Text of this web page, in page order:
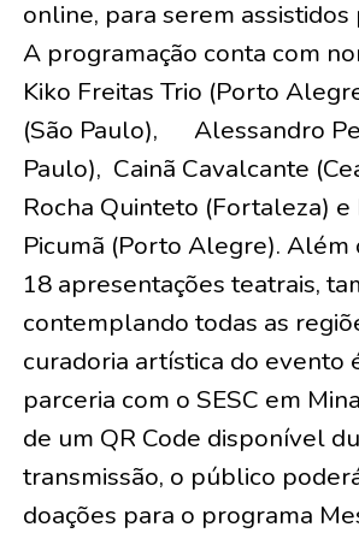
online, para serem
A programação conta com
Kiko Freitas Trio (Porto
(São Paulo), Alessandro
Paulo), Cainã Cavalcante
Rocha Quinteto (Fortaleza)
Picumã (Porto Alegre). Além
18 apresentações teatrais,
contemplando todas as
curadoria artística do evento
parceria com o SESC em
de um QR Code disponível
transmissão, o público
doações para o programa